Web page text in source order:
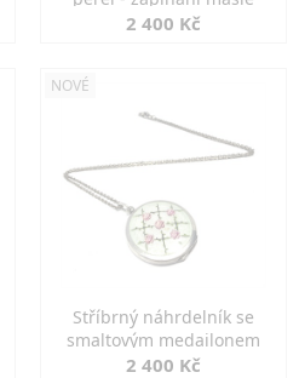
2 400 Kč
NOVÉ
Stříbrný náhrdelník se
smaltovým medailonem
2 400 Kč